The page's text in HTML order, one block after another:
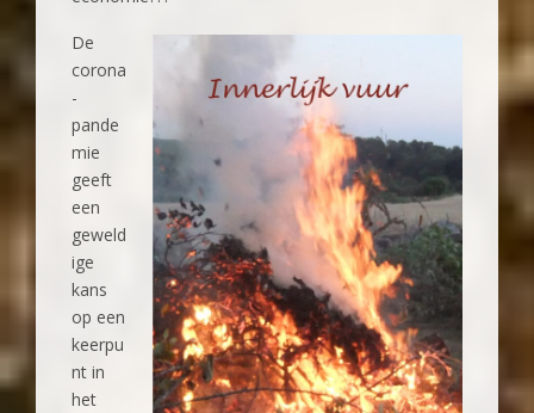
De
corona
-
pande
mie
geeft
een
geweld
ige
kans
op een
keerpu
nt in
het